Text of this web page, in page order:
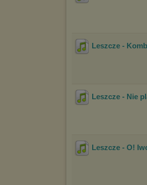
Leszcze -
Leszcze - Nie
Leszcze - O!